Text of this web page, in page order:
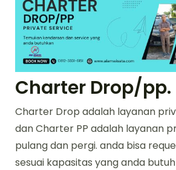
Charter Drop/pp.
Charter Drop adalah layanan
dan Charter PP adalah layanan
pulang dan pergi. anda bisa
sesuai kapasitas yang anda